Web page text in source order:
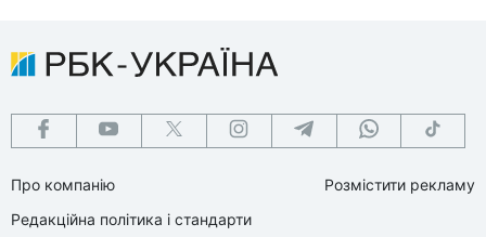
Про компанію
Редакційна політика і стандарти
Розмістити рекламу